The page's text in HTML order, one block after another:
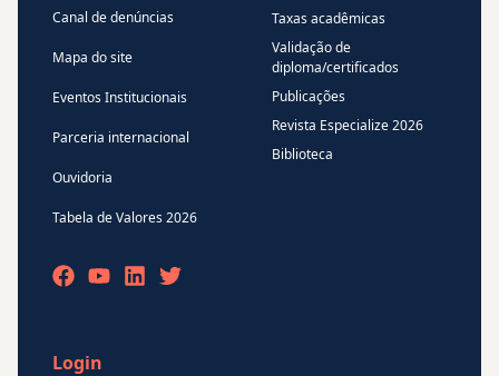
Canal de denúncias
Mapa do site
Eventos Institucionais
Parceria internacional
Ouvidoria
Tabela de Valores 2026
Taxas acadêmicas
Validação de
diploma/certificados
Publicações
Revista Especialize 2026
Biblioteca
Login